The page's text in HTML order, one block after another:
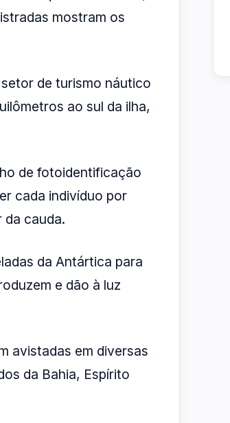
mostram os
de turismo náutico
ao sul da ilha,
de fotoidentificação
cada indivíduo por
da cauda.
da Antártica para
e dão à luz
avistadas em diversas
da Bahia, Espírito